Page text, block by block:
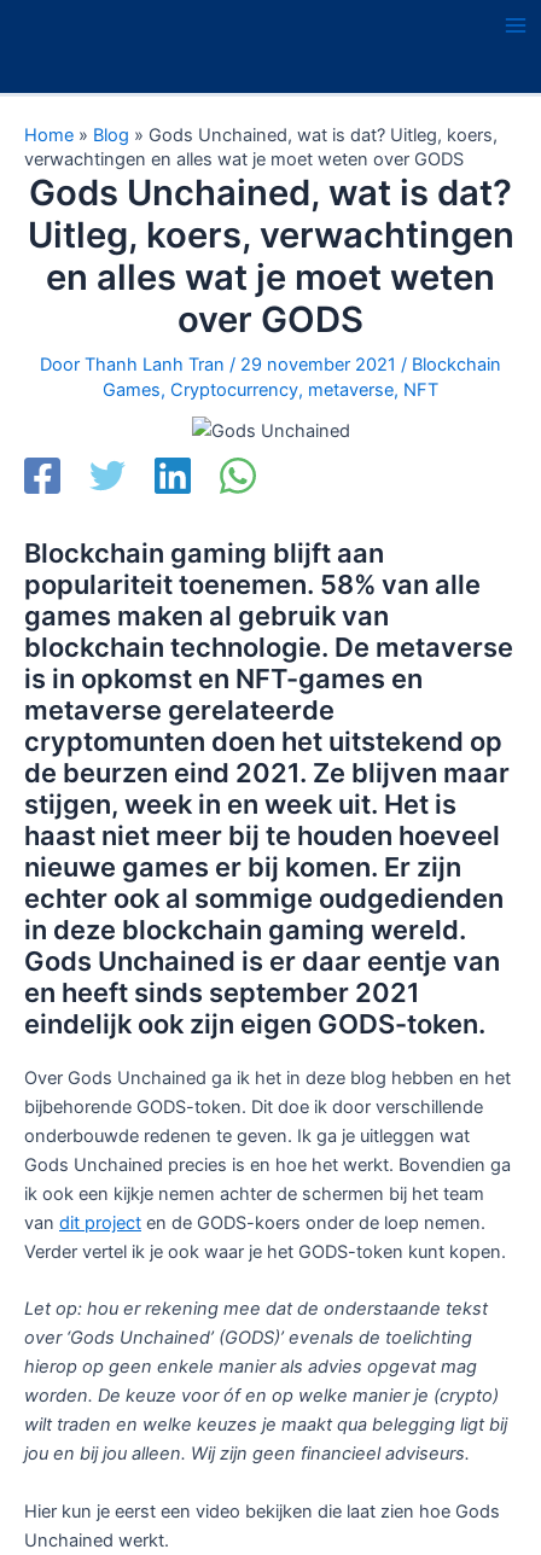
inhoud
Home » Blog » Gods Unchained, wat is dat? Uitleg, koers,
verwachtingen en alles wat je moet weten over GODS
Gods Unchained, wat is dat?
Uitleg, koers, verwachtingen
en alles wat je moet weten
over GODS
Door Thanh Lanh Tran / 29 november 2021 / Blockchain
Games, Cryptocurrency, metaverse, NFT
Blockchain gaming blijft aan
populariteit toenemen. 58% van alle
games maken al gebruik van
blockchain technologie. De metaverse
is in opkomst en NFT-games en
metaverse gerelateerde
cryptomunten doen het uitstekend op
de beurzen eind 2021. Ze blijven maar
stijgen, week in en week uit. Het is
haast niet meer bij te houden hoeveel
nieuwe games er bij komen. Er zijn
echter ook al sommige oudgedienden
in deze blockchain gaming wereld.
Gods Unchained is er daar eentje van
en heeft sinds september 2021
eindelijk ook zijn eigen GODS-token.
Over Gods Unchained ga ik het in deze blog hebben en het
bijbehorende GODS-token. Dit doe ik door verschillende
onderbouwde redenen te geven. Ik ga je uitleggen wat
Gods Unchained precies is en hoe het werkt. Bovendien ga
ik ook een kijkje nemen achter de schermen bij het team
van dit project en de GODS-koers onder de loep nemen.
Verder vertel ik je ook waar je het GODS-token kunt kopen.
Let op: hou er rekening mee dat de onderstaande tekst
over ‘Gods Unchained’ (GODS)’ evenals de toelichting
hierop op geen enkele manier als advies opgevat mag
worden. De keuze voor óf en op welke manier je (crypto)
wilt traden en welke keuzes je maakt qua belegging ligt bij
jou en bij jou alleen. Wij zijn geen financieel adviseurs.
Hier kun je eerst een video bekijken die laat zien hoe Gods
Unchained werkt.